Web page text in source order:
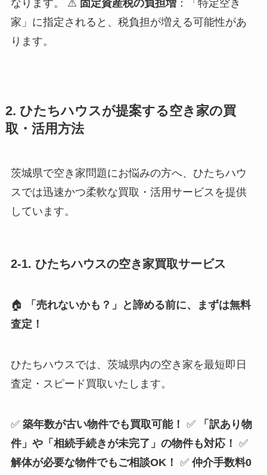
なります。 ⚠ 固定資産税の負担増：「特定空き
家」に指定されると、税負担が増える可能性があ
ります。
2. ひたちハウスが提案する空き家の買
取・活用方法
茨城県で空き家問題にお悩みの方へ、ひたちハウ
スでは迅速かつ柔軟な買取・活用サービスを提供
しています。
2-1. ひたちハウスの空き家買取サービス
🏠
「売れないかも？」と諦める前に、まずは無料
査定！
ひたちハウスでは、茨城県内の空き家を最短即日
査定・スピード買取いたします。
✅ 築年数が古い物件でも買取可能！ ✅
「訳あり物
件」や「相続手続きが未完了」の物件も対応！ ✅
解体が必要な物件でもご相談OK！ ✅ 仲介手数料0